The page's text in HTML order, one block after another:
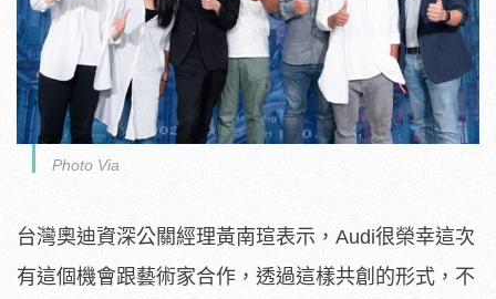
Photo Via
台灣奧迪資深公關經理黃南瑄表示，Audi很榮幸這次
有這個機會跟藝術家合作，透過這樣共創的形式，不